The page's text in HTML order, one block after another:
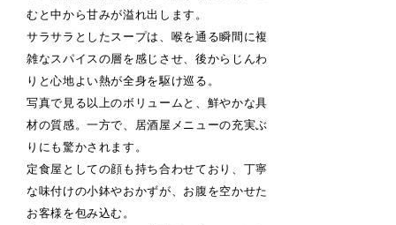
むと中から甘みが溢れ出します。
サラサラとしたスープは、喉を通る瞬間に複
雑なスパイスの層を感じさせ、後からじんわ
りと心地よい熱が全身を駆け巡る。
写真で見る以上のボリュームと、鮮やかな具
材の質感。一方で、居酒屋メニューの充実ぶ
りにも驚かされます。
定食屋としての顔も持ち合わせており、丁寧
な味付けの小鉢やおかずが、お腹を空かせた
お客様を包み込む。